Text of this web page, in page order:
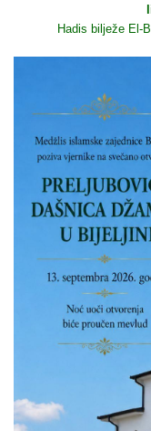
Hadis bilježe El-